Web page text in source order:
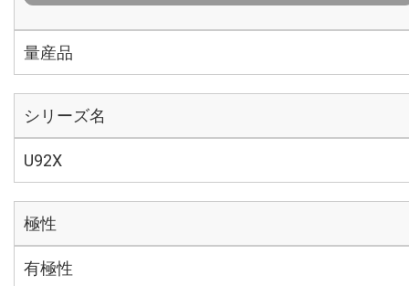
量産品
シリーズ名
U92X
極性
有極性